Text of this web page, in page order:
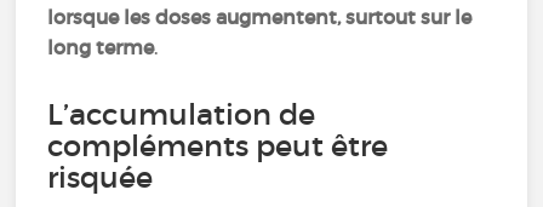
lorsque les doses augmentent, surtout sur le
long terme.
L’accumulation de
compléments peut être
risquée